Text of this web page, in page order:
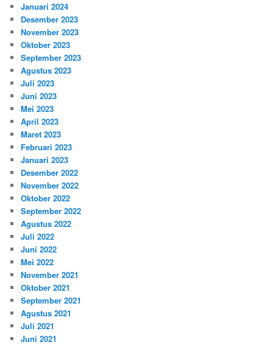
Januari 2024
Desember 2023
November 2023
Oktober 2023
September 2023
Agustus 2023
Juli 2023
Juni 2023
Mei 2023
April 2023
Maret 2023
Februari 2023
Januari 2023
Desember 2022
November 2022
Oktober 2022
September 2022
Agustus 2022
Juli 2022
Juni 2022
Mei 2022
November 2021
Oktober 2021
September 2021
Agustus 2021
Juli 2021
Juni 2021